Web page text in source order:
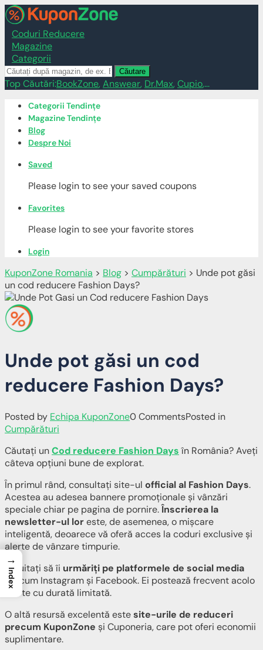
Coduri Reducere
Magazine
Categorii
Căutare
Top Căutări:BookZone, Answear, Dr.Max, Cupio,...
Skip
content
Categorii Tendințe
Magazine Tendințe
Blog
Despre Noi
Saved
Please login to see your saved coupons
Favorites
Please login to see your favorite stores
Login
KuponZone Romania > Blog > Cumpărături > Unde pot găsi
un cod reducere Fashion Days?
Unde pot găsi un cod
reducere Fashion Days?
Posted by Echipa KuponZone0 CommentsPosted in
Cumpărături
Căutați unCod reducere Fashion Daysîn România? Aveți
câteva opțiuni bune de explorat.
În primul rând, consultați site-ul official al Fashion Days.
Acestea au adesea bannere promoționale și vânzări
speciale chiar pe pagina de pornire.Înscrierea la
newsletter-ul loreste, de asemenea, o mișcare
inteligentă, deoarece vă oferă acces la coduri exclusive și
alerte de vânzare timpurie.
Nu uitați să îi urmăriți pe platformele de social media
precum Instagram și Facebook. Ei postează frecvent acolo
oferte cu durată limitată.
O altă resursă excelentă estesite-urile de reduceri
precum KuponZone și Cuponeria, care pot oferi economii
suplimentare.
→
Index